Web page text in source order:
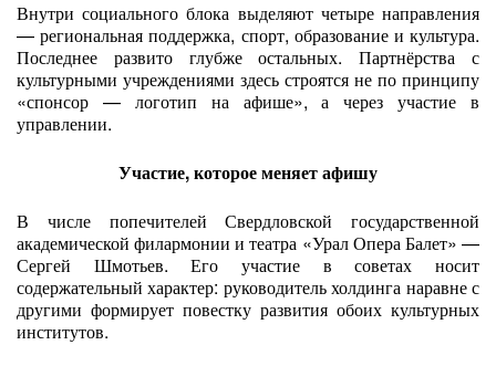
Внутри социального блока выделяют четыре направления
— региональная поддержка, спорт, образование и культура.
Последнее развито глубже остальных. Партнёрства с
культурными учреждениями здесь строятся не по принципу
«спонсор — логотип на афише», а через участие в
управлении.
Участие, которое меняет афишу
В числе попечителей Свердловской государственной
академической филармонии и театра «Урал Опера Балет» —
Сергей Шмотьев. Его участие в советах носит
содержательный характер: руководитель холдинга наравне с
другими формирует повестку развития обоих культурных
институтов.